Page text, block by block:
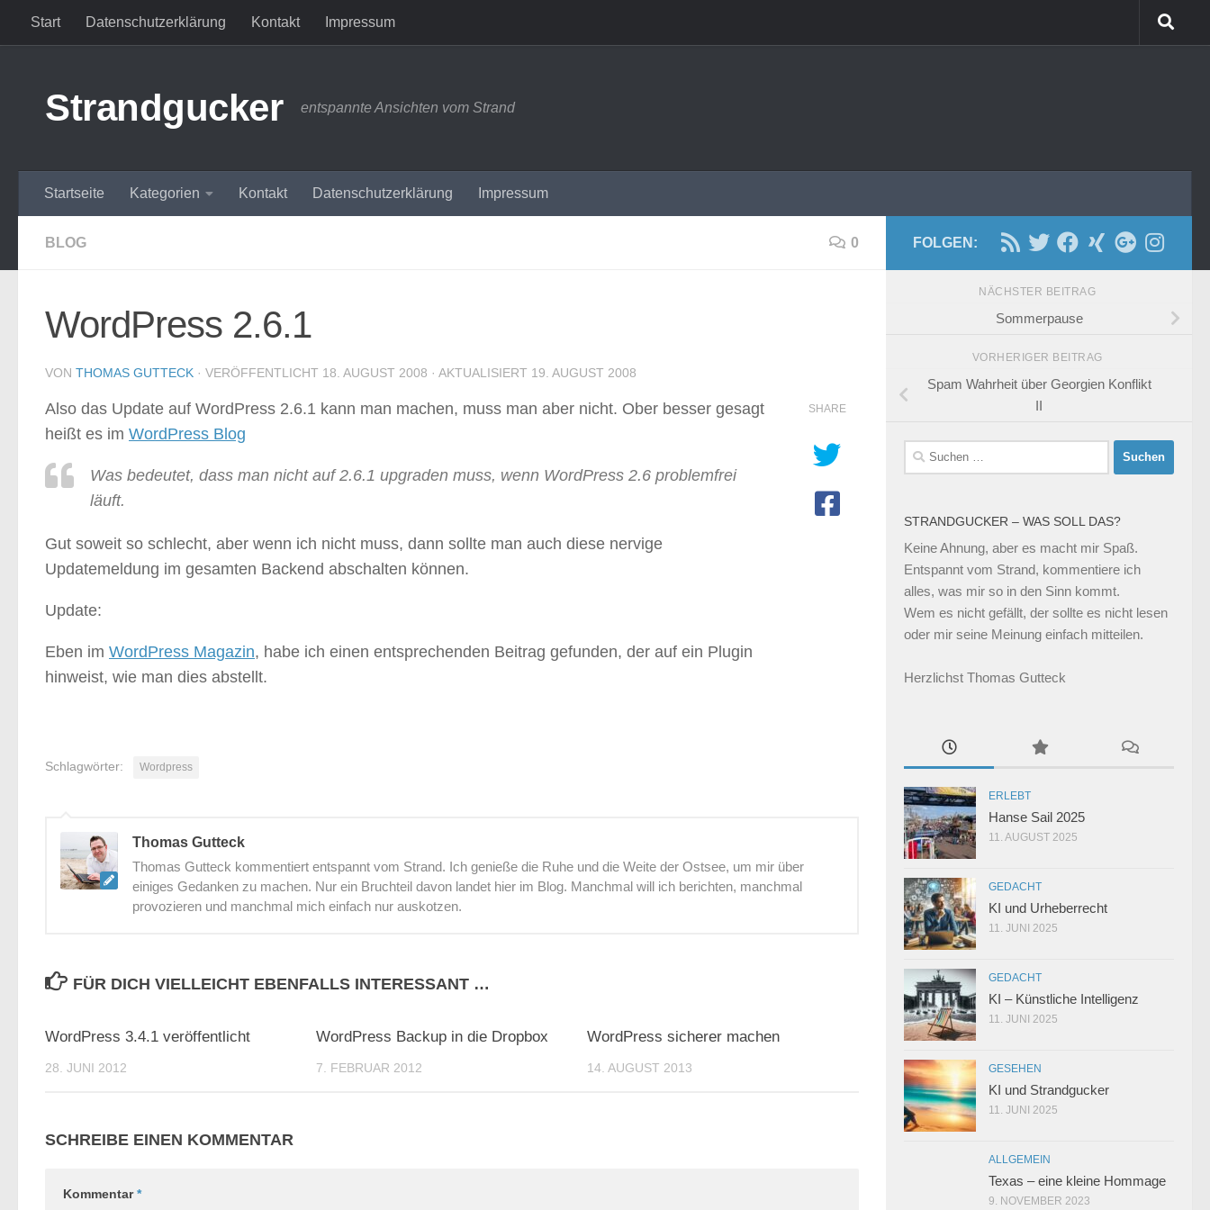
Zum Inhalt springen
Start Datenschutzerklärung Kontakt Impressum
Strandgucker entspannte Ansichten vom Strand
Startseite Kategorien Kontakt Datenschutzerklärung Impressum
BLOG 0
WordPress 2.6.1
VON THOMAS GUTTECK · VERÖFFENTLICHT 18. AUGUST 2008 · AKTUALISIERT 19. AUGUST 2008
Also das Update auf WordPress 2.6.1 kann man machen, muss man aber nicht. Ober besser gesagt
heißt es im WordPress Blog
Was bedeutet, dass man nicht auf 2.6.1 upgraden muss, wenn WordPress 2.6 problemfrei
läuft.
Gut soweit so schlecht, aber wenn ich nicht muss, dann sollte man auch diese nervige
Updatemeldung im gesamten Backend abschalten können.
Update:
Eben im WordPress Magazin, habe ich einen entsprechenden Beitrag gefunden, der auf ein Plugin
hinweist, wie man dies abstellt.
SHARE
Schlagwörter: Wordpress
Thomas Gutteck
Thomas Gutteck kommentiert entspannt vom Strand. Ich genieße die Ruhe und die Weite der Ostsee, um mir über
einiges Gedanken zu machen. Nur ein Bruchteil davon landet hier im Blog. Manchmal will ich berichten, manchmal
provozieren und manchmal mich einfach nur auskotzen.
FÜR DICH VIELLEICHT EBENFALLS INTERESSANT …
WordPress 3.4.1 veröffentlicht
28. JUNI 2012
WordPress Backup in die Dropbox
7. FEBRUAR 2012
WordPress sicherer machen
14. AUGUST 2013
SCHREIBE EINEN KOMMENTAR
Kommentar*
FOLGEN:
NÄCHSTER BEITRAG
Sommerpause
VORHERIGER BEITRAG
Spam Wahrheit über Georgien Konflikt
II
Suchen
nach:
STRANDGUCKER – WAS SOLL DAS?
Keine Ahnung, aber es macht mir Spaß.
Entspannt vom Strand, kommentiere ich
alles, was mir so in den Sinn kommt.
Wem es nicht gefällt, der sollte es nicht lesen
oder mir seine Meinung einfach mitteilen.
Herzlichst Thomas Gutteck
ERLEBT
Hanse Sail 2025
11. AUGUST 2025
GEDACHT
KI und Urheberrecht
11. JUNI 2025
GEDACHT
KI – Künstliche Intelligenz
11. JUNI 2025
GESEHEN
KI und Strandgucker
11. JUNI 2025
ALLGEMEIN
Texas – eine kleine Hommage
9. NOVEMBER 2023